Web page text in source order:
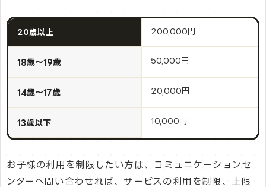
20歳以上 200,000円
18歳～19歳 50,000円
14歳～17歳 20,000円
13歳以下 10,000円
お子様の利用を制限したい方は、コミュニケーションセ
ンターへ問い合わせれば、サービスの利用を制限、上限